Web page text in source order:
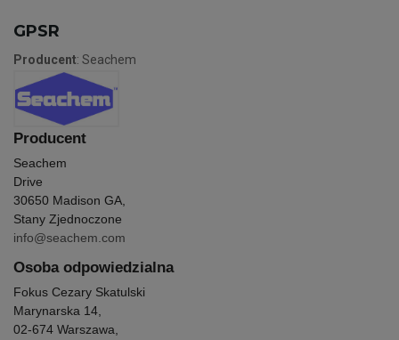
GPSR
Producent: Seachem
Producent
Seachem
Drive
30650 Madison GA,
Stany Zjednoczone
info@seachem.com
Osoba odpowiedzialna
Fokus Cezary Skatulski
Marynarska 14,
02-674 Warszawa,